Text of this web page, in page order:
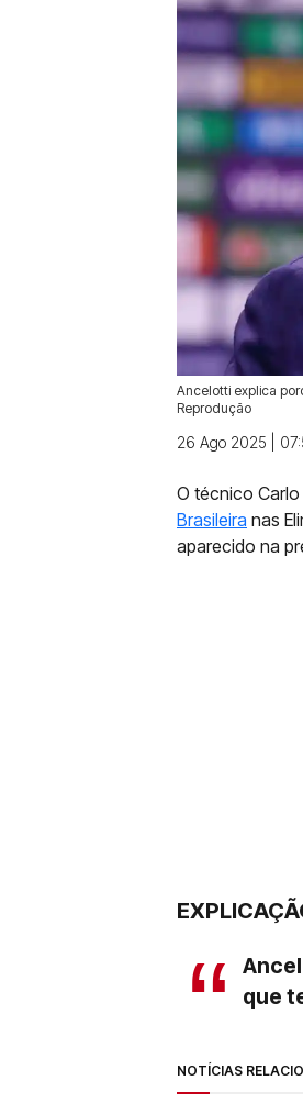
Ancelotti explica
Reprodução
26 Ago 2025 |
O técnico
Brasileira nas
aparecido na
que
NOTÍCIAS